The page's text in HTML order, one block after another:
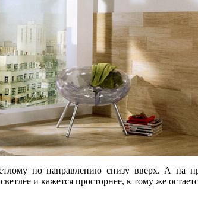
по направлению снизу вверх. А на
и кажется просторнее, к тому же